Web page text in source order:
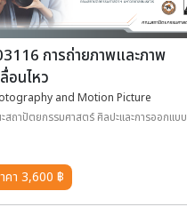
การถ่ายภาพและภาพ
อนไหว
and Motion Picture
สถาปัตยกรรมศาสตร์ ศิลปะและการออกแบบ
คา 3,600 ฿